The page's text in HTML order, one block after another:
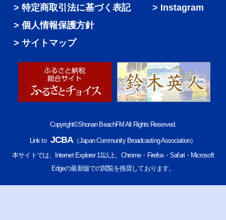
特定商取引法に基づく表記
個人情報保護方針
サイトマップ
Instagram
Copyright©Shonan BeachFM All Rights Reserved.
Link to JCBA（Japan Community Broadcasting Association）
本サイトでは、Internet Explorer 11以上、Chrome・Firefox・Safari・Microsoft
Edgeの最新版での閲覧を推奨しております。